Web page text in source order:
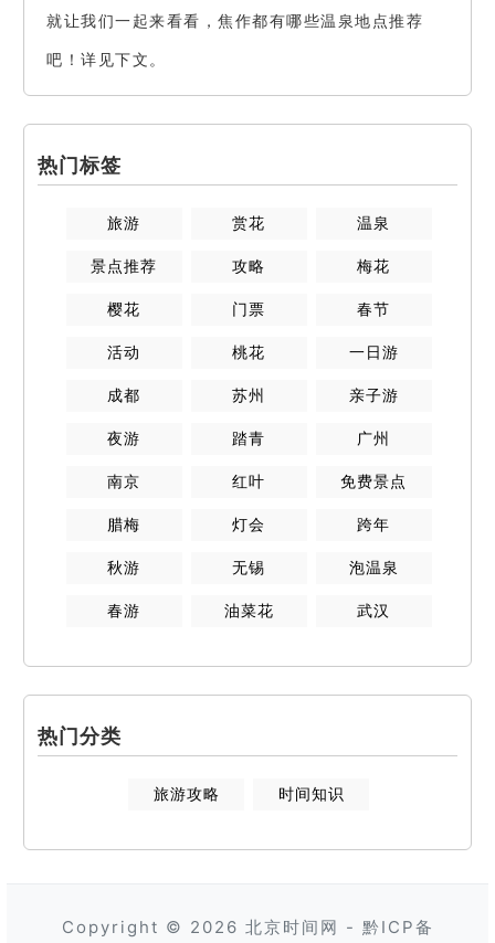
就让我们一起来看看，焦作都有哪些温泉地点推荐
吧！详见下文。
热门标签
旅游 赏花 温泉
景点推荐 攻略 梅花
樱花 门票 春节
活动 桃花 一日游
成都 苏州 亲子游
夜游 踏青 广州
南京 红叶 免费景点
腊梅 灯会 跨年
秋游 无锡 泡温泉
春游 油菜花 武汉
热门分类
旅游攻略 时间知识
Copyright © 2026 北京时间网 - 黔ICP备